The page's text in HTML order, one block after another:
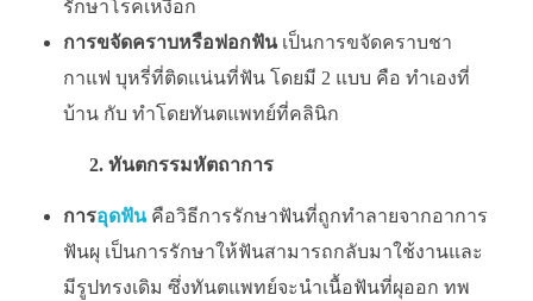
รักษาโรคเหงือก
การขจัดคราบหรือฟอกฟันเป็นการขจัดคราบชา
กาแฟ บุหรี่ที่ติดแน่นที่ฟัน โดยมี 2 แบบ คือ ทำเองที่
บ้าน กับ ทำโดยทันตแพทย์ที่คลินิก
2. ทันตกรรมหัตถาการ
การอุดฟัน คือวิธีการรักษาฟันที่ถูกทำลายจากอาการ
ฟันผุ เป็นการรักษาให้ฟันสามารถกลับมาใช้งานและ
มีรูปทรงเดิม ซึ่งทันตแพทย์จะนำเนื้อฟันที่ผุออก ทพ